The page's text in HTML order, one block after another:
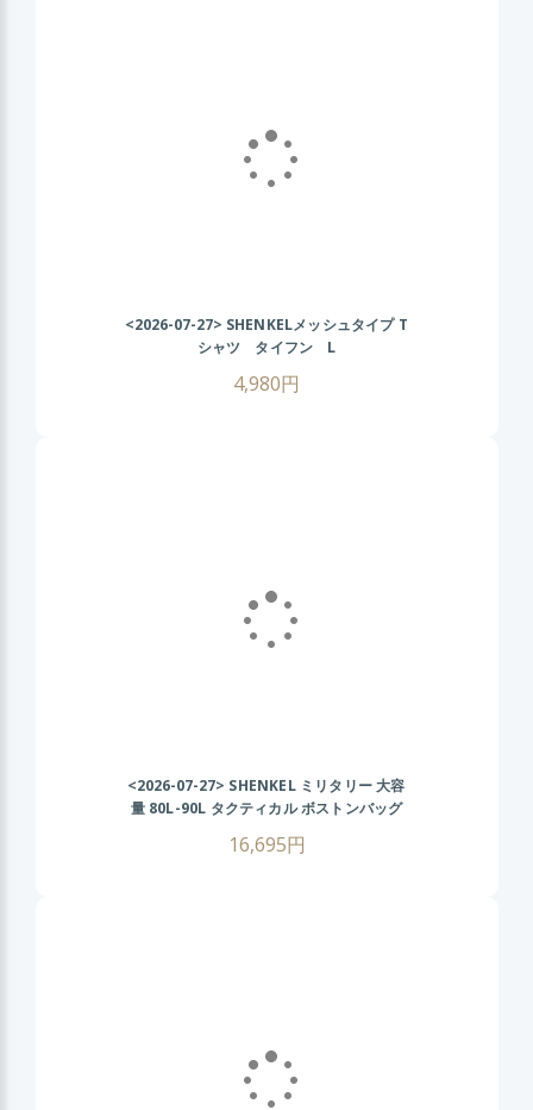
<2026-07-27> SHENKELメッシュタイプ T
シャツ タイフン L
4,980円
<2026-07-27> SHENKEL ミリタリー 大容
量 80L-90L タクティカル ボストンバッグ
サバゲー サバイバルゲーム
16,695円